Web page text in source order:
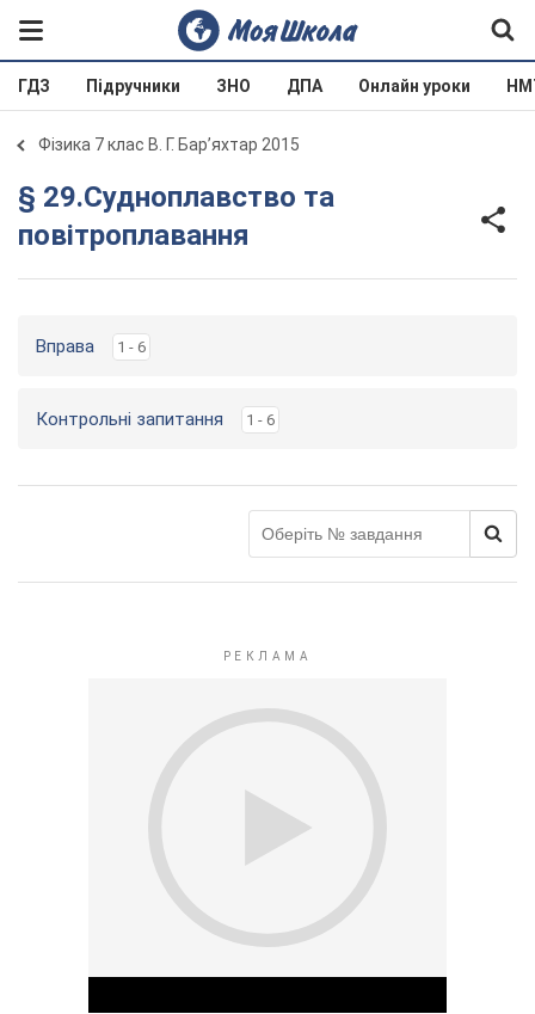
ГДЗ Підручники ЗНО ДПА Онлайн уроки
Фізика 7 клас В. Г. Бар’яхтар 2015
§ 29.Судноплавство та
повітроплавання
Вправа 1 - 6
Контрольні запитання 1 - 6